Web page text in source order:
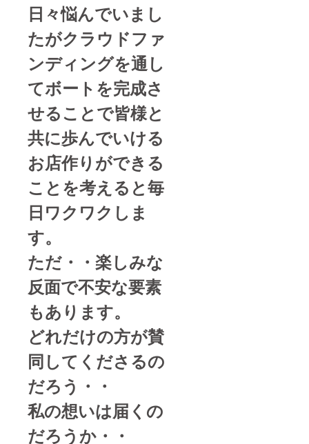
日々悩んでいまし
たがクラウドファ
ンディングを通し
てボートを完成さ
せることで皆様と
共に歩んでいける
お店作りができる
ことを考えると毎
日ワクワクしま
す。
ただ・・楽しみな
反面で不安な要素
もあります。
どれだけの方が賛
同してくださるの
だろう・・
私の想いは届くの
だろうか・・